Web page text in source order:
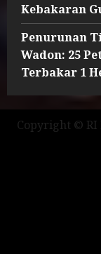
Kebakaran
Penurunan
Wadon: 25
Terbakar 1
Copyright © RI